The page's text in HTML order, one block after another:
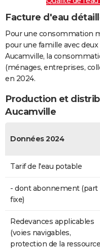
Facture d'eau
Pour une consommation
pour une famille avec deux
Aucamville, la
(ménages, entreprises,
en 2024.
Production et
Aucamville
Données 2024
Tarif de l'eau potable
- dont abonnement (part
fixe)
Redevances applicables
(voies navigables,
protection de la